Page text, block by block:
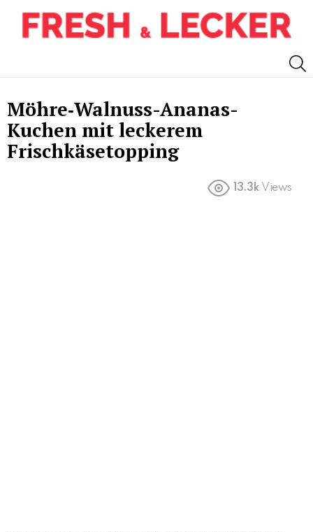
Möhre‑Walnuss-Ananas-
Kuchen mit leckerem
Frischkäsetopping
13.3k Views